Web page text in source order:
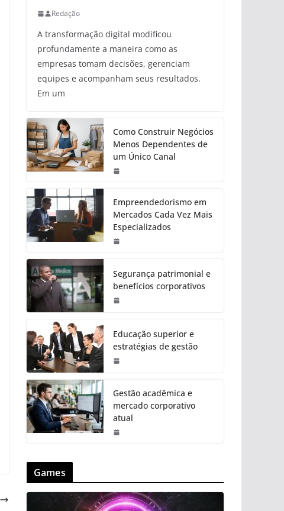
Redação
A transformação digital modificou
profundamente a maneira como as
empresas tomam decisões, gerenciam
equipes e acompanham seus resultados.
Em um
Como Construir Negócios
Menos Dependentes de
um Único Canal
Empreendedorismo em
Mercados Cada Vez Mais
Especializados
Segurança patrimonial e
benefícios corporativos
Educação superior e
estratégias de gestão
Gestão acadêmica e
mercado corporativo
atual
Games